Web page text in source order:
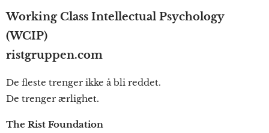
Working Class Intellectual Psychology
(WCIP)
ristgruppen.com
De fleste trenger ikke å bli reddet.
De trenger ærlighet.
The Rist Foundation